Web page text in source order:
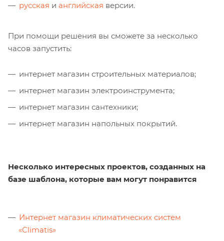
русская и английская версии.
При помощи решения вы сможете за несколько
часов запустить:
интернет магазин строительных материалов;
интернет магазин электроинструмента;
интернет магазин сантехники;
интернет магазин напольных покрытий.
Несколько интересных проектов, созданных на
базе шаблона, которые вам могут понравится
Интернет магазин климатических систем
«Climatis»